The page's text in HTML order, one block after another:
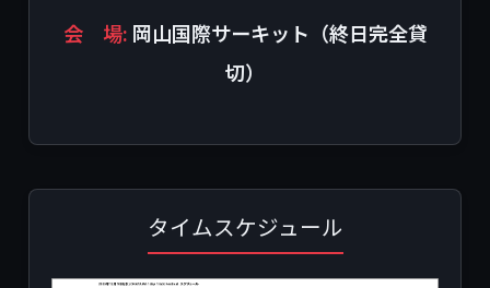
会 場: 岡山国際サーキット（終日完全貸
切）
タイムスケジュール